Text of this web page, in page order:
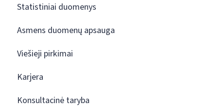
Statistiniai duomenys
Asmens duomenų apsauga
Viešieji pirkimai
Karjera
Konsultacinė taryba